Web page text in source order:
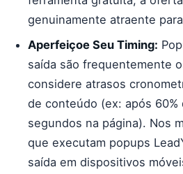
genuinamente atraente
Aperfeiçoe Seu Timing:
saída são frequentemente
considere atrasos
de conteúdo (ex: após
segundos na página). Nos
que executam popups
saída em dispositivos